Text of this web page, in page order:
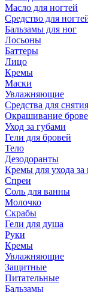
Масло для ногтей
Средство для
Бальзамы для ног
Лосьоны
Баттеры
Лицо
Кремы
Маски
Увлажняющие
Средства для
Окрашивание
Уход за губами
Гели для бровей
Тело
Дезодоранты
Кремы для ухода за
Спреи
Соль для ванны
Молочко
Скрабы
Гели для душа
Руки
Кремы
Увлажняющие
Защитные
Питательные
Бальзамы